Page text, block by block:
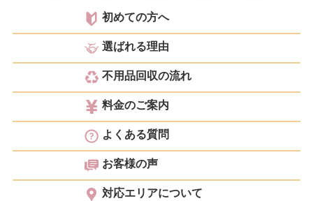
初めての方へ
選ばれる理由
不用品回収の流れ
料金のご案内
よくある質問
お客様の声
対応エリアについて